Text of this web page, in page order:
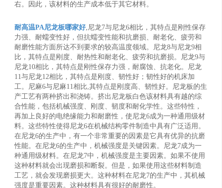
右。因此，该材料的生产成本低于其它材料。
耐高温PA尼龙板哪家好,尼龙7与尼龙6相比，其特点是刚性保存
力强、耐蠕变性好，但抗蠕变性能和抗磨损、耐老化、疲劳和
耐磨性能方面所达不到要求的较高温度领域。尼龙8与尼龙9相
比，其特点是刚度、耐热性和耐老化、疲劳和抗磨损。尼龙9与
尼龙10相比，其特点是刚性保存力强，耐腐蚀、抗老化。尼龙
11与尼龙12相比，其特点是刚度、韧性好；韧性好的机床加
工。尼麻6与尼麻11相比,其特点是刚度高、韧性好。尼龙板的生
产工艺有两种挤出和浇铸。挤出尼龙板白色该材料具有越的综
合性能，包括机械强度、刚度、韧度和耐化学性。这些特性，
再加上良好的电绝缘能力和耐磨性，使尼龙6成为一种通用级材
料。这些特性使得尼龙6在机械结构零件制造中具有广泛适用。
在尼龙6的生产中，有一个非常重要的因素是它具有优异的抗磨
性能。在尼龙6的生产中，机械强度是关键因素。尼龙7成为一
种通用级材料。在尼龙7中，机械强度是主要因素。如果不使用
这种材料就会出现磨损和断裂。但是，如果使用这些材料制造
工艺，就会发现磨损更大。这种材料在尼龙7的生产中，其机械
强度是重要因素。这种材料具有很好的耐磨性。